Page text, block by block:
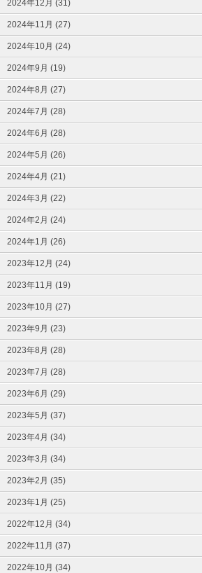
2024年12月 (31)
2024年11月 (27)
2024年10月 (24)
2024年9月 (19)
2024年8月 (27)
2024年7月 (28)
2024年6月 (28)
2024年5月 (26)
2024年4月 (21)
2024年3月 (22)
2024年2月 (24)
2024年1月 (26)
2023年12月 (24)
2023年11月 (19)
2023年10月 (27)
2023年9月 (23)
2023年8月 (28)
2023年7月 (28)
2023年6月 (29)
2023年5月 (37)
2023年4月 (34)
2023年3月 (34)
2023年2月 (35)
2023年1月 (25)
2022年12月 (34)
2022年11月 (37)
2022年10月 (34)